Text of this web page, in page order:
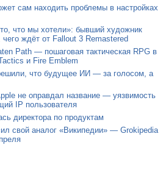
сам находить проблемы в настройках
что мы хотели»: бывший художник
чего ждёт от Fallout 3 Remastered
Path — пошаговая тактическая RPG в
и Fire Emblem
что будущее ИИ — за голосом, а
не оправдал название — уязвимость
IP пользователя
директора по продуктам
свой аналог «Википедии» — Grokipedia